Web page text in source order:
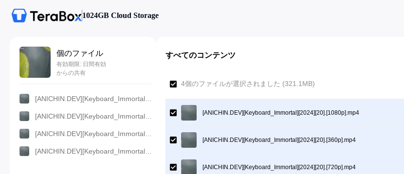
1024GB Cloud Storage
個のファイル
有効期限: 日間有効
からの共有
すべてのコンテンツ
4個のファイルが選択されました (321.1MB)
[ANICHIN.DEV][Keyboard_Immortal][2024][20].[1080p].mp4
[ANICHIN.DEV][Keyboard_Immortal][2024][20].[360p].mp4
[ANICHIN.DEV][Keyboard_Immortal][2024][20].[720p].mp4